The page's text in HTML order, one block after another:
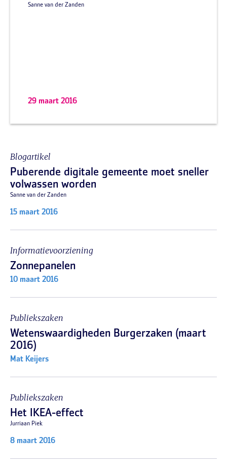
Sanne van der Zanden
29 maart 2016
Blogartikel
Puberende digitale gemeente moet sneller
volwassen worden
Sanne van der Zanden
15 maart 2016
Informatievoorziening
Zonnepanelen
10 maart 2016
Publiekszaken
Wetenswaardigheden Burgerzaken (maart
2016)
Mat Keijers
Publiekszaken
Het IKEA-effect
Jurriaan Piek
8 maart 2016